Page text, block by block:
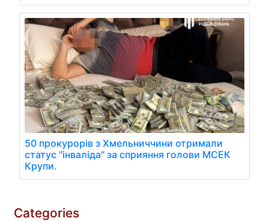
50 прокурорів з Хмельниччини отримали
статус "інваліда" за сприяння голови МСЕК
Крупи.
Categories